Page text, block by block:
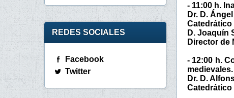
- 11:00 h.
Dr. D.
Catedrático
D. Joaquín
Director de
- 12:00 h.
medievales.
Dr. D.
Catedrático
REDES SOCIALES
Facebook
Twitter